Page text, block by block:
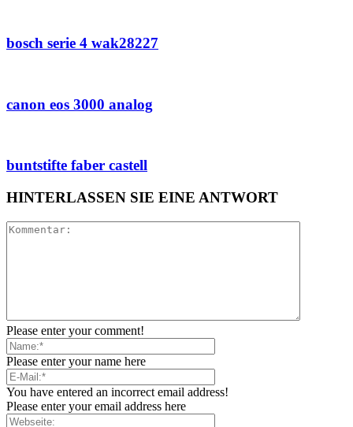
bosch serie 4 wak28227
canon eos 3000 analog
buntstifte faber castell
HINTERLASSEN SIE EINE ANTWORT
Please enter your comment!
Please enter your name here
You have entered an incorrect email address!
Please enter your email address here